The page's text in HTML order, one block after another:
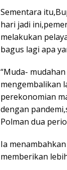
Sementara
hari jadi
melakukan
bagus lagi apa
“Muda-
mengembalikan
perekonomian
dengan
Polman dua
Ia
memberikan